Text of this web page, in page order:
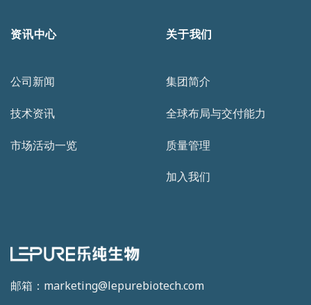
邮箱：marketing@lepurebiotech.com
资讯中心
公司新闻
技术资讯
市场活动一览
关于我们
集团简介
全球布局与交付能力
质量管理
加入我们